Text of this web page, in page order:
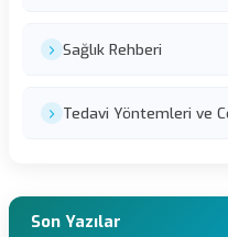
Sağlık Rehberi
Tedavi Yöntemleri ve
Son Yazılar